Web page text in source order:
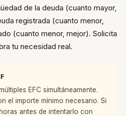
de la deuda (cuanto mayor,
registrada (cuanto menor,
(cuanto menor, mejor). Solicita
tu necesidad real.
EFC simultáneamente.
el importe mínimo necesario. Si
antes de intentarlo con